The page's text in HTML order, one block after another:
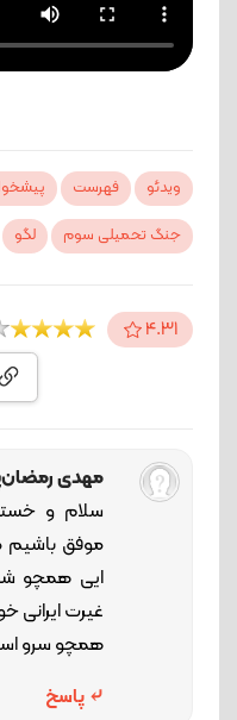
ویدئو فهرست
جنگ تحمیلی سوم
لگو
4.31
مهدی
ایی همچو
غیرت ایرانی
همچو سرو
پاسخ